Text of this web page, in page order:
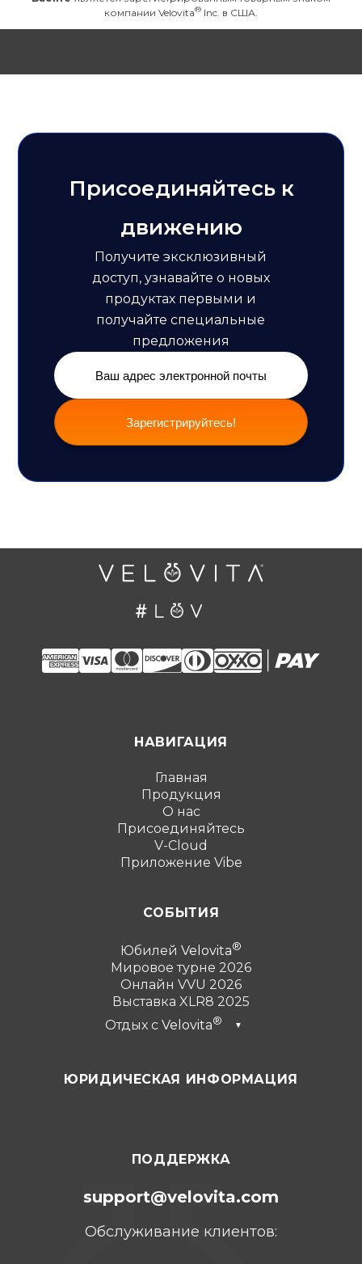
компании Velovita
Inc. в США.
Присоединяйтесь к
движению
Получите эксклюзивный
доступ, узнавайте о новых
продуктах первыми и
получайте специальные
предложения
НАВИГАЦИЯ
Главная
Продукция
О нас
Присоединяйтесь
V-Cloud
Приложение Vibe
СОБЫТИЯ
Юбилей Velovita
Мировое турне 2026
Онлайн VVU 2026
Выставка XLR8 2025
Отдых с Velovita ▼
Турция 2025
ЮРИДИЧЕСКАЯ ИНФОРМАЦИЯ
ПОДДЕРЖКА
support@velovita.com
Обслуживание клиентов: